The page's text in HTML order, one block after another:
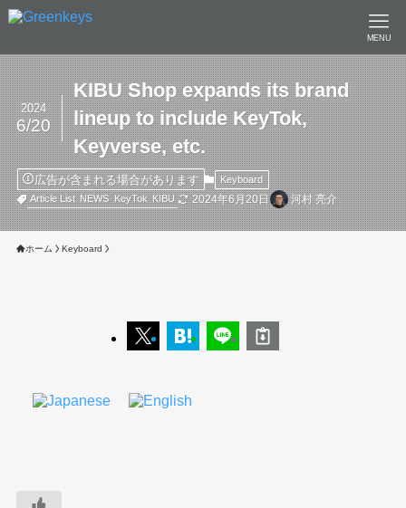
MENU
KIBU Shop expands its brand
lineup to include KeyTok,
Keyverse, etc.
2024
6/20
広告が含まれる場合があります
Keyboard
Article List
NEWS KeyTok KIBU 2024年6月20日 河村 亮介
ホーム Keyboard